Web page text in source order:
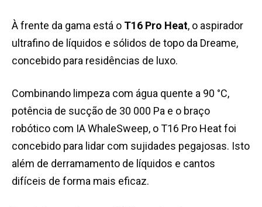
À frente da gama está o T16 Pro Heat, o aspirador
ultrafino de líquidos e sólidos de topo da Dreame,
concebido para residências de luxo.
Combinando limpeza com água quente a 90 °C,
potência de sucção de 30 000 Pa e o braço
robótico com IA WhaleSweep, o T16 Pro Heat foi
concebido para lidar com sujidades pegajosas. Isto
além de derramamento de líquidos e cantos
difíceis de forma mais eficaz.